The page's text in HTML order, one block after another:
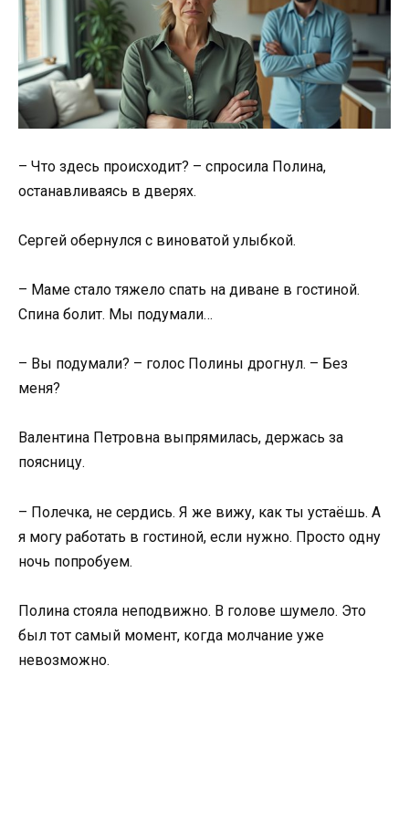
– Что здесь происходит? – спросила Полина,
останавливаясь в дверях.
Сергей обернулся с виноватой улыбкой.
– Маме стало тяжело спать на диване в гостиной.
Спина болит. Мы подумали…
– Вы подумали? – голос Полины дрогнул. – Без
меня?
Валентина Петровна выпрямилась, держась за
поясницу.
– Полечка, не сердись. Я же вижу, как ты устаёшь. А
я могу работать в гостиной, если нужно. Просто одну
ночь попробуем.
Полина стояла неподвижно. В голове шумело. Это
был тот самый момент, когда молчание уже
невозможно.